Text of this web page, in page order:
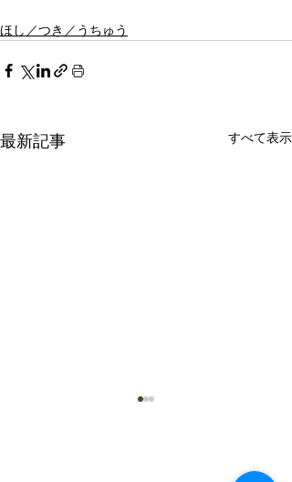
ほし／つき／うちゅう
最新記事 すべて表示